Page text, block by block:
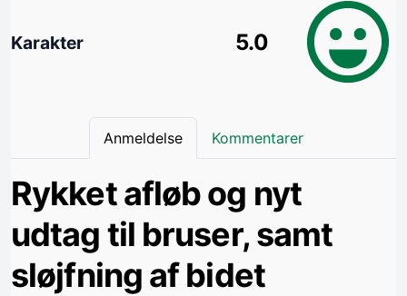
Karakter 5.0
Anmeldelse Kommentarer
Rykket afløb og nyt
udtag til bruser, samt
sløjfning af bidet